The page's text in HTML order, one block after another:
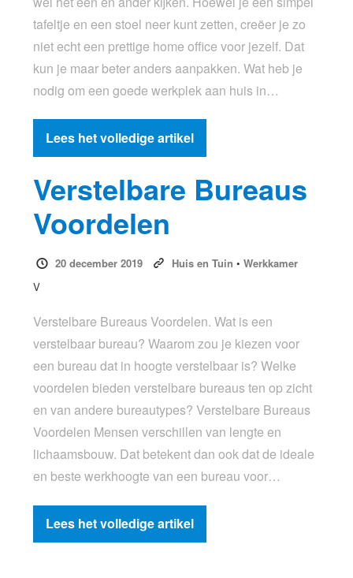
tafeltje en een stoel neer kunt zetten, creëer je zo
niet echt een prettige home office voor jezelf. Dat
kun je maar beter anders aanpakken. Wat heb je
nodig om een goede werkplek aan huis in…
Lees het volledige artikel
Verstelbare Bureaus
Voordelen
20 december 2019 Huis en Tuin •Werkkamer
V
Verstelbare Bureaus Voordelen. Wat is een
verstelbaar bureau? Waarom zou je kiezen voor
een bureau dat in hoogte verstelbaar is? Welke
voordelen bieden verstelbare bureaus ten op zicht
en van andere bureautypes? Verstelbare Bureaus
Voordelen Mensen verschillen van lengte en
lichaamsbouw. Dat betekent dan ook dat de ideale
en beste werkhoogte van een bureau voor…
Lees het volledige artikel